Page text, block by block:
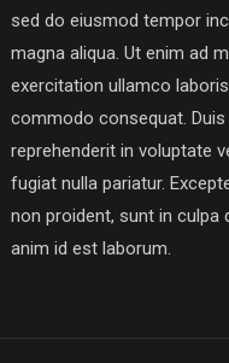
sed do eiusmod tempor
magna aliqua. Ut enim ad
exercitation ullamco
commodo consequat.
reprehenderit in voluptate
fugiat nulla pariatur.
non proident, sunt in
anim id est laborum.